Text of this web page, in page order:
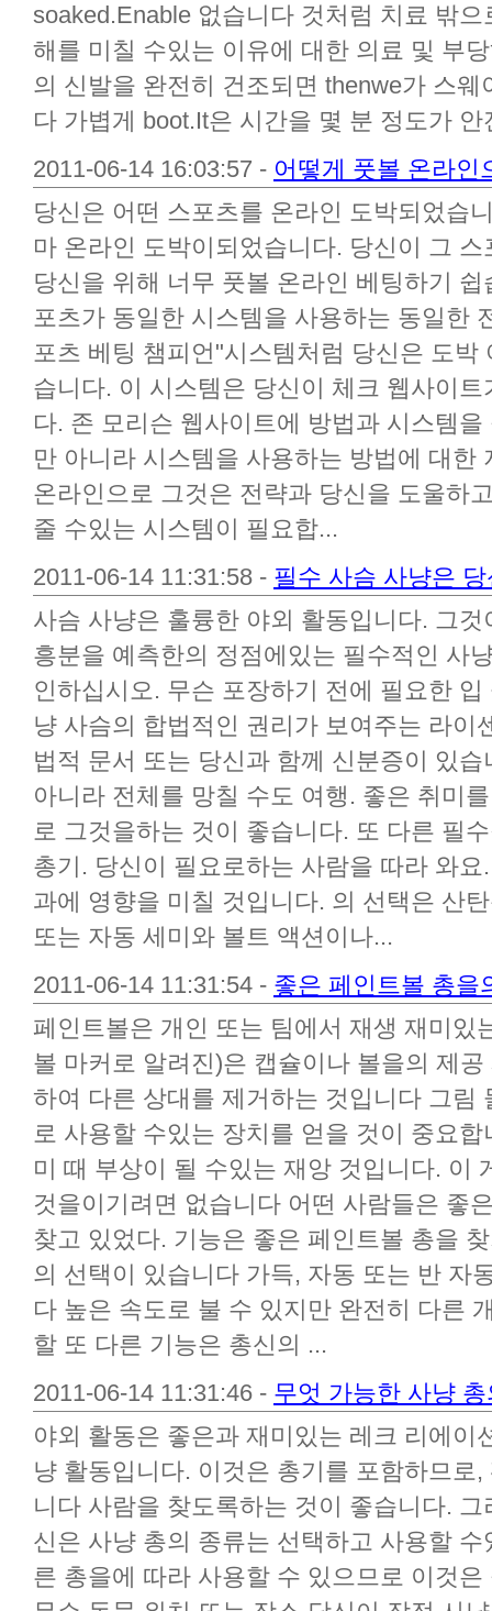
soaked.Enable 없습니다 것처럼 치료 밖
해를 미칠 수있는 이유에 대한 의료 및 부
의 신발을 완전히 건조되면 thenwe가 스
다 가볍게 boot.It은 시간을 몇 분 정도가
2011-06-14 16:03:57 - 어떻게 풋볼 온라인
당신은 어떤 스포츠를 온라인 도박되었습
마 온라인 도박이되었습니다. 당신이 그
당신을 위해 너무 풋볼 온라인 베팅하기
포츠가 동일한 시스템을 사용하는 동일한
포츠 베팅 챔피언"시스템처럼 당신은 도
습니다. 이 시스템은 당신이 체크 웹사이
다. 존 모리슨 웹사이트에 방법과 시스템
만 아니라 시스템을 사용하는 방법에 대한
온라인으로 그것은 전략과 당신을 도울하
줄 수있는 시스템이 필요합...
2011-06-14 11:31:58 - 필수 사슴 사냥은
사슴 사냥은 훌륭한 야외 활동입니다. 그
흥분을 예측한의 정점에있는 필수적인 사
인하십시오. 무슨 포장하기 전에 필요한
냥 사슴의 합법적인 권리가 보여주는 라이
법적 문서 또는 당신과 함께 신분증이 있
아니라 전체를 망칠 수도 여행. 좋은 취미
로 그것을하는 것이 좋습니다. 또 다른 필
총기. 당신이 필요로하는 사람을 따라 와
과에 영향을 미칠 것입니다. 의 선택은 산
또는 자동 세미와 볼트 액션이나...
2011-06-14 11:31:54 - 좋은 페인트볼 총을
페인트볼은 개인 또는 팀에서 재생 재미있
볼 마커로 알려진)은 캡슐이나 볼을의 제
하여 다른 상대를 제거하는 것입니다 그림
로 사용할 수있는 장치를 얻을 것이 중요
미 때 부상이 될 수있는 재앙 것입니다. 이
것을이기려면 없습니다 어떤 사람들은 좋
찾고 있었다. 기능은 좋은 페인트볼 총을
의 선택이 있습니다 가득, 자동 또는 반 자
다 높은 속도로 불 수 있지만 완전히 다른
할 또 다른 기능은 총신의 ...
2011-06-14 11:31:46 - 무엇 가능한 사냥
야외 활동은 좋은과 재미있는 레크 리에이
냥 활동입니다. 이것은 총기를 포함하므로
니다 사람을 찾도록하는 것이 좋습니다.
신은 사냥 총의 종류는 선택하고 사용할
른 총을에 따라 사용할 수 있으므로 이것